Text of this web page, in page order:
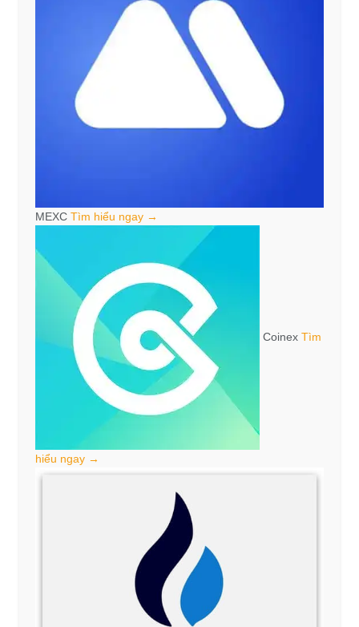
MEXC Tìm hiểu ngay →
Coinex Tìm
hiểu ngay →